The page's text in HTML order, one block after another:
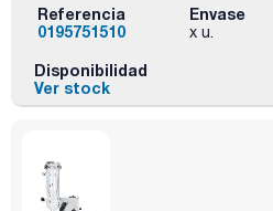
Referencia
0195751510
Envase
x u.
Disponibilidad
Ver stock